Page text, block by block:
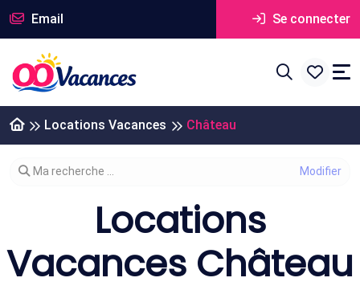
Email Se connecter
Locations Vacances Château
Modifier votre recherche
Ma recherche ...
Locations
Vacances Château